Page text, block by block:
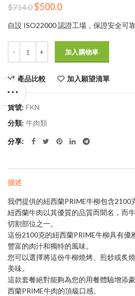
$714.0 原
價
$714.0。
$500.0目
價
$500.0。
自設 ISO22000 認證工場，保證安全可靠
加入購物車
產品比較 加入願望清單
貨號: FKN
分類: 牛肉類
分享
描述
我們提供的紐西蘭PRIME牛柳包含2100
紐西蘭牛肉以其優質的品質而聞名，而
切割部位之一。
這份2100克的紐西蘭PRIME牛柳具有優
豐富的肉汁和獨特的風味。
您可以選擇將這份牛柳燒烤、煎炒或炙
美味。
這款套餐絕對能夠為您的用餐體驗增添
西蘭PRIME牛肉的頂級口感。